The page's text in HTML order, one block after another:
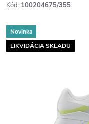
Kód: 100204675/355
Novinka
LIKVIDÁCIA SKLADU